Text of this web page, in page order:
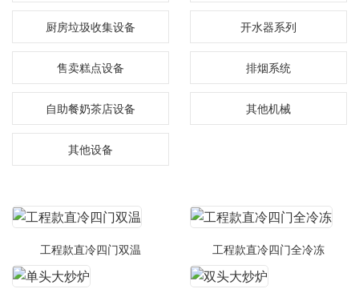
厨房垃圾收集设备 开水器系列
售卖糕点设备 排烟系统
自助餐奶茶店设备 其他机械
其他设备
工程款直冷四门双温 工程款直冷四门全冷冻